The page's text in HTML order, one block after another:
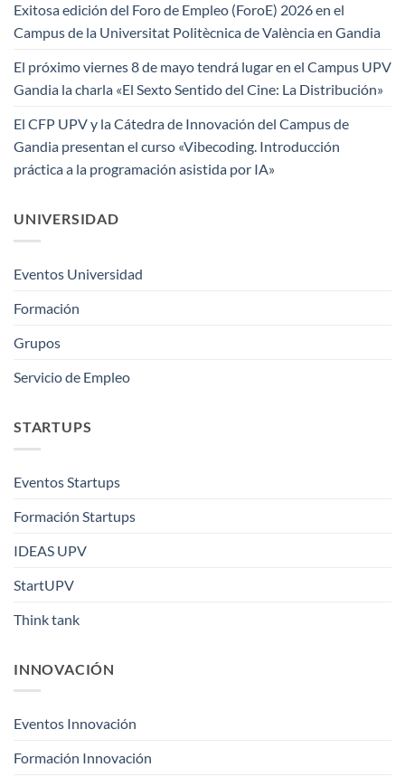
Exitosa edición del Foro de Empleo (ForoE) 2026 en el
Campus de la Universitat Politècnica de València en Gandia
El próximo viernes 8 de mayo tendrá lugar en el Campus UPV
Gandia la charla «El Sexto Sentido del Cine: La Distribución»
El CFP UPV y la Cátedra de Innovación del Campus de
Gandia presentan el curso «Vibecoding. Introducción
práctica a la programación asistida por IA»
UNIVERSIDAD
Eventos Universidad
Formación
Grupos
Servicio de Empleo
STARTUPS
Eventos Startups
Formación Startups
IDEAS UPV
StartUPV
Think tank
INNOVACIÓN
Eventos Innovación
Formación Innovación